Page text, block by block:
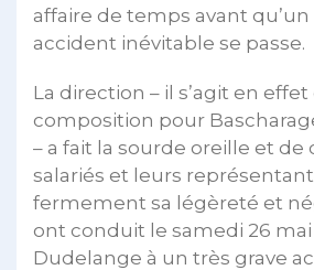
affaire de temps avant qu’un
accident inévitable se passe.
La direction – il s’agit en
composition pour
– a fait la sourde oreille et de
salariés et leurs
fermement sa légèreté et
ont conduit le samedi 26 mai
Dudelange à un très grave